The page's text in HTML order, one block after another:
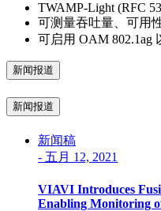
TWAMP-Light (RFC
可测量吞吐量、可用
可启用 OAM 802.1ag
新闻报道
新闻报道
新闻稿
- 五月 12, 2021
VIAVI Introduces
Enabling Monitoring